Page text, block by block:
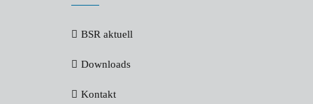
BSR aktuell
Downloads
Kontakt